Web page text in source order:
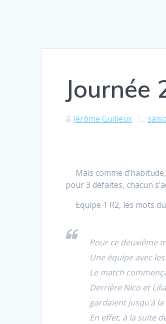
Journée
Jérôme Guilleux
Mais comme
pour 3 défaites, chacun
Equipe 1 R2, les mots
Pour ce deuxième
Une équipe avec
Le match
Derrière Nico et
gardaient jusqu’à
En effet, à la suite